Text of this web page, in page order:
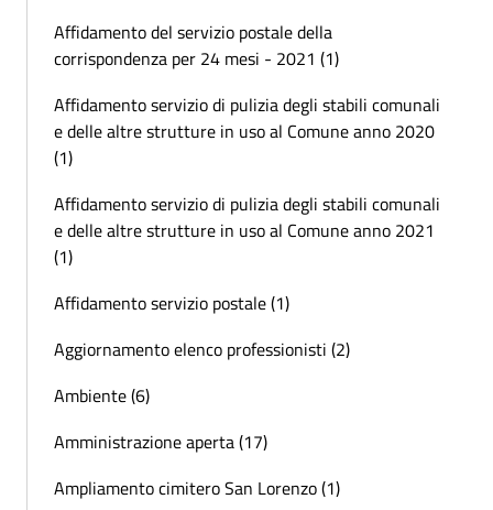
Affidamento del servizio postale della
corrispondenza per 24 mesi - 2021 (1)
Affidamento servizio di pulizia degli stabili comunali
e delle altre strutture in uso al Comune anno 2020
(1)
Affidamento servizio di pulizia degli stabili comunali
e delle altre strutture in uso al Comune anno 2021
(1)
Affidamento servizio postale (1)
Aggiornamento elenco professionisti (2)
Ambiente (6)
Amministrazione aperta (17)
Ampliamento cimitero San Lorenzo (1)